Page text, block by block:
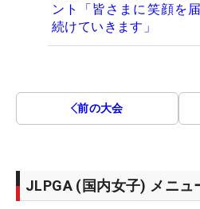
ント「皆さまに笑顔を
続けていきます」
前の大会
JLPGA (国内女子) メニュ